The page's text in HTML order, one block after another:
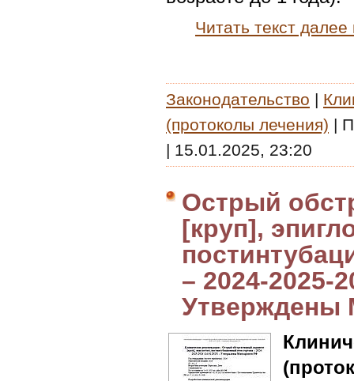
Читать текст
Законодательство |
(протоколы лечения) |
| 15.01.2025, 23:20
Острый
[круп],
– 2024-2025-
Утверждены